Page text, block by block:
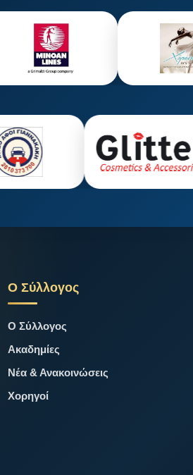
Ο Σύλλογος
Ο Σύλλογος
Ακαδημίες
Νέα & Ανακοινώσεις
Χορηγοί